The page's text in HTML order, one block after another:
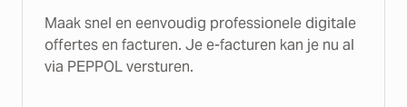
Maak snel en eenvoudig professionele digitale
offertes en facturen. Je e-facturen kan je nu al
via PEPPOL versturen.